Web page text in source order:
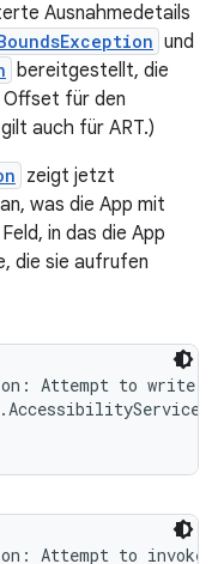
Ausnahmedetails
und
bereitgestellt, die
Offset für den
auch für ART.)
zeigt jetzt
was die App mit
in das die App
die sie aufrufen
Attempt to
Attempt to invoke